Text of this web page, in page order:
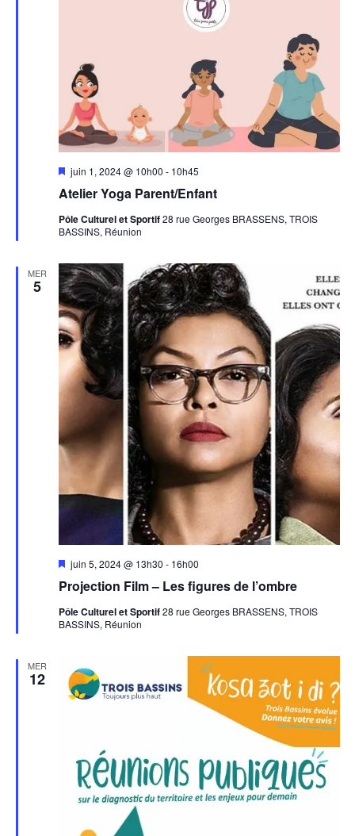
Atelier Yoga Parent/Enfant
Mis
avant
juin 1, 2024 @ 10h00 - 10h45
Pôle Culturel et Sportif28 rue Georges BRASSENS, TROIS
BASSINS, Réunion
MER
5
Projection Film – Les figures de l’ombre
Mis
avant
juin 5, 2024 @ 13h30 - 16h00
Pôle Culturel et Sportif28 rue Georges BRASSENS, TROIS
BASSINS, Réunion
MER
12